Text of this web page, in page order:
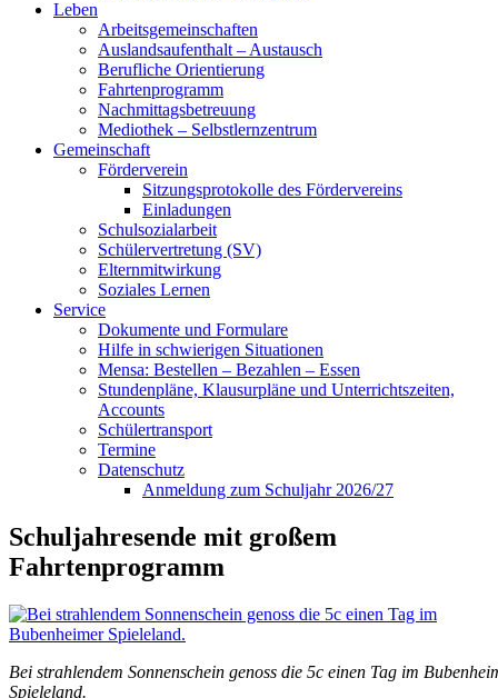
Leben
Arbeitsgemeinschaften
Auslandsaufenthalt – Austausch
Berufliche Orientierung
Fahrtenprogramm
Nachmittagsbetreuung
Mediothek – Selbstlernzentrum
Gemeinschaft
Förderverein
Sitzungsprotokolle des Fördervereins
Einladungen
Schulsozialarbeit
Schülervertretung (SV)
Elternmitwirkung
Soziales Lernen
Service
Dokumente und Formulare
Hilfe in schwierigen Situationen
Mensa: Bestellen – Bezahlen – Essen
Stundenpläne, Klausurpläne und Unterrichtszeiten,
Accounts
Schülertransport
Termine
Datenschutz
Anmeldung zum Schuljahr 2026/27
Schuljahresende mit großem
Fahrtenprogramm
Bei strahlendem Sonnenschein genoss die 5c einen Tag im
Spieleland.